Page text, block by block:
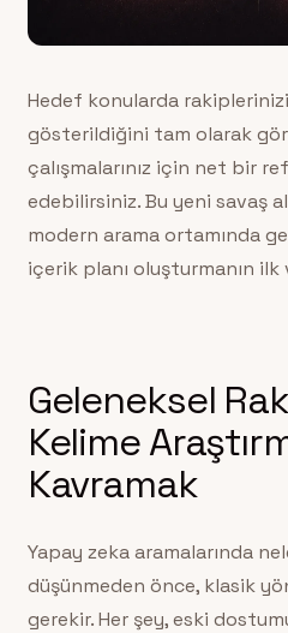
Hedef konularda
gösterildiğini tam olarak
çalışmalarınız için net bir
edebilirsiniz. Bu yeni savaş
modern arama ortamında
içerik planı oluşturmanın ilk
Geleneksel
Kelime
Kavramak
Yapay zeka aramalarında
düşünmeden önce, klasik
gerekir. Her şey, eski